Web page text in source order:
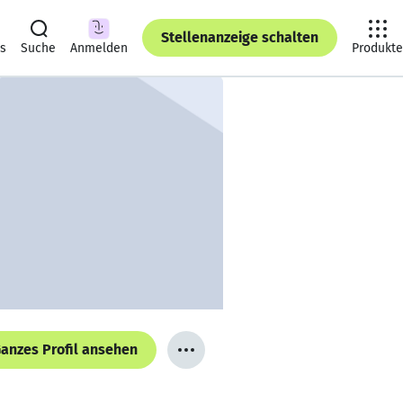
Suche Anmelden
Stellenanzeige schalten
Produkte
Profil ansehen